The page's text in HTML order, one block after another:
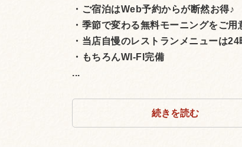
・ご宿泊はWeb予約からが断然お得♪
・季節で変わる無料モーニングをご用
・当店自慢のレストランメニューは
・もちろんWI-FI完備
...
続きを読む